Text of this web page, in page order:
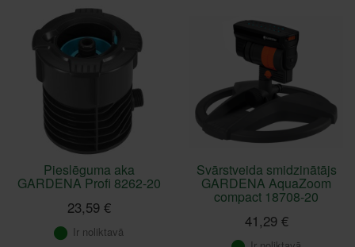
Pieslēguma aka
GARDENA Profi 8262-20
23,59 €
Ir noliktavā
Svārstveida smidzinātājs
GARDENA AquaZoom
compact 18708-20
41,29 €